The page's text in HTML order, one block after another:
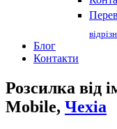
Блог
Контакти
Розсилка від
Mobile, Чехіа